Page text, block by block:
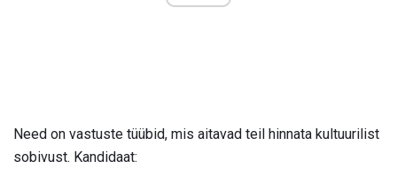
Need on vastuste tüübid, mis aitavad teil hinnata kultuurilist
sobivust. Kandidaat: